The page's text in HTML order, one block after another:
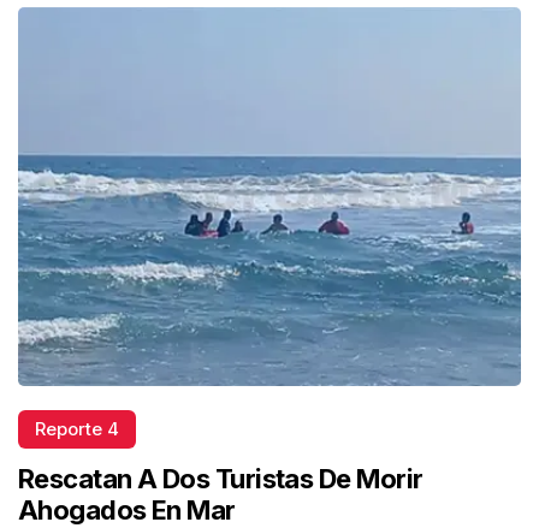
Reporte 4
Rescatan A Dos Turistas De Morir
Ahogados En Mar